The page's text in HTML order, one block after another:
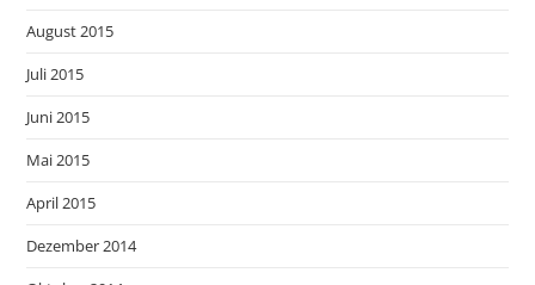
August 2015
Juli 2015
Juni 2015
Mai 2015
April 2015
Dezember 2014